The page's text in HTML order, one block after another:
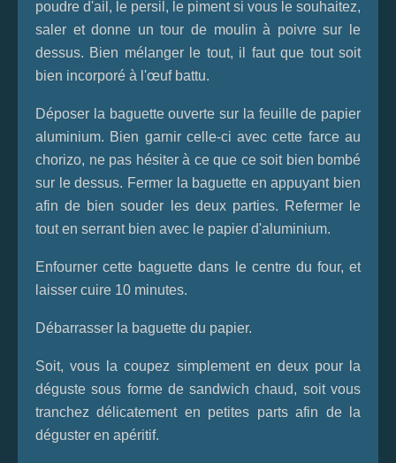
poudre d'ail, le persil, le piment si vous le souhaitez,
saler et donne un tour de moulin à poivre sur le
dessus. Bien mélanger le tout, il faut que tout soit
bien incorporé à l'œuf battu.
Déposer la baguette ouverte sur la feuille de papier
aluminium. Bien garnir celle-ci avec cette farce au
chorizo, ne pas hésiter à ce que ce soit bien bombé
sur le dessus. Fermer la baguette en appuyant bien
afin de bien souder les deux parties. Refermer le
tout en serrant bien avec le papier d'aluminium.
Enfourner cette baguette dans le centre du four, et
laisser cuire 10 minutes.
Débarrasser la baguette du papier.
Soit, vous la coupez simplement en deux pour la
déguste sous forme de sandwich chaud, soit vous
tranchez délicatement en petites parts afin de la
déguster en apéritif.